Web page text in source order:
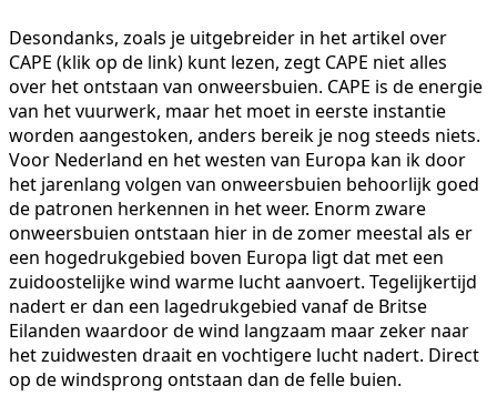
Desondanks, zoals je uitgebreider in het artikel over
CAPE (klik op de link) kunt lezen, zegt CAPE niet alles
over het ontstaan van onweersbuien. CAPE is de energie
van het vuurwerk, maar het moet in eerste instantie
worden aangestoken, anders bereik je nog steeds niets.
Voor Nederland en het westen van Europa kan ik door
het jarenlang volgen van onweersbuien behoorlijk goed
de patronen herkennen in het weer. Enorm zware
onweersbuien ontstaan hier in de zomer meestal als er
een hogedrukgebied boven Europa ligt dat met een
zuidoostelijke wind warme lucht aanvoert. Tegelijkertijd
nadert er dan een lagedrukgebied vanaf de Britse
Eilanden waardoor de wind langzaam maar zeker naar
het zuidwesten draait en vochtigere lucht nadert. Direct
op de windsprong ontstaan dan de felle buien.